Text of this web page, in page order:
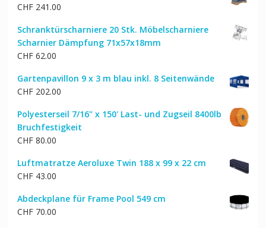
CHF241.00
Schranktürscharniere 20 Stk. Möbelscharniere
Scharnier Dämpfung 71x57x18mm
CHF62.00
Gartenpavillon 9 x 3 m blau inkl. 8 Seitenwände
CHF202.00
Polyesterseil 7/16" x 150' Last- und Zugseil 8400lb
Bruchfestigkeit
CHF80.00
Luftmatratze Aeroluxe Twin 188 x 99 x 22 cm
CHF43.00
Abdeckplane für Frame Pool 549 cm
CHF70.00